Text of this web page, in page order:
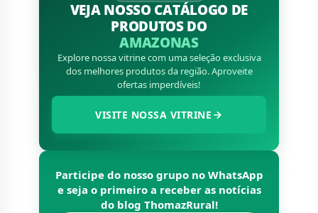
VEJA NOSSO CATÁLOGO DE
PRODUTOS DO
AMAZONAS
Explore nossa vitrine com uma seleção exclusiva
dos melhores produtos da região. Aproveite
ofertas imperdíveis!
VISITE NOSSA VITRINE
Participe do nosso grupo no WhatsApp
e seja o primeiro a receber as notícias
do blog ThomazRural!